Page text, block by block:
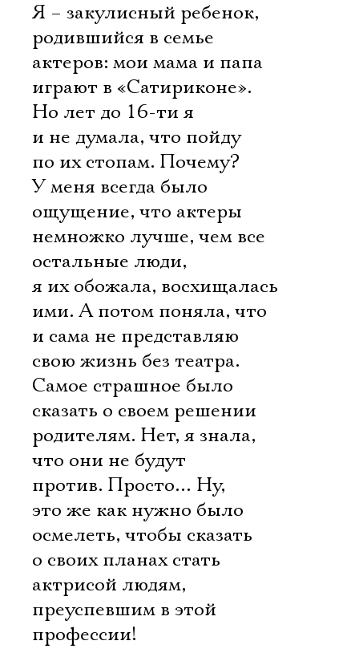
Я – закулисный ребенок,
родившийся в семье
актеров: мои мама и папа
играют в «Сатириконе».
Но лет до 16-ти я
и не думала, что пойду
по их стопам. Почему?
У меня всегда было
ощущение, что актеры
немножко лучше, чем все
остальные люди,
я их обожала, восхищалась
ими. А потом поняла, что
и сама не представляю
свою жизнь без театра.
Самое страшное было
сказать о своем решении
родителям. Нет, я знала,
что они не будут
против. Просто… Ну,
это же как нужно было
осмелеть, чтобы сказать
о своих планах стать
актрисой людям,
преуспевшим в этой
профессии!